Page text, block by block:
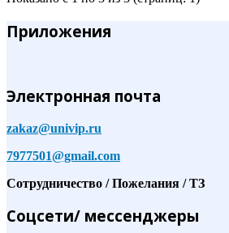
Приложения
Электронная почта
zakaz@univip.ru
7977501@gmail.com
Сотрудничество / Пожелания / ТЗ
Соцсети/ мессенджеры